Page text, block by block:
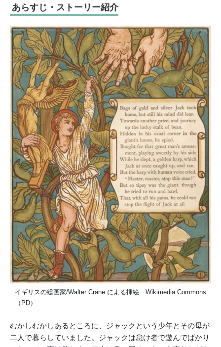
あらすじ・ストーリー紹介
イギリスの総画家/Walter Crane による挿絵 Wikimedia Commons
（PD）
むかしむかしあるところに、ジャックという少年とその母が
二人で暮らしていました。ジャックは怠け者で遊んでばかり